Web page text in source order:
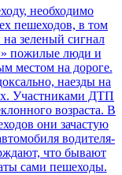
необходимо
пешеходов, в том
на зеленый сигнал
пожилые люди и
местом на дороге.
наезды на
Участниками ДТП
возраста. В
они зачастую
водителя-
что бывают
сами пешеходы.